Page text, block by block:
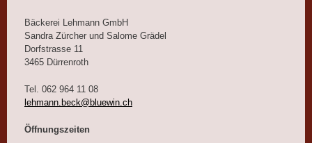
Bäckerei Lehmann GmbH
Sandra Zürcher und Salome Grädel
Dorfstrasse 11
3465 Dürrenroth
Tel. 062 964 11 08
lehmann.beck@bluewin.ch
Öffnungszeiten